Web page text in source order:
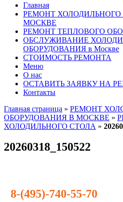
Главная
РЕМОНТ ХОЛОДИЛЬНОГО
МОСКВЕ
РЕМОНТ ТЕПЛОВОГО
ОБСЛУЖИВАНИЕ
ОБОРУДОВАНИЯ в Москве
СТОИМОСТЬ РЕМОНТА
Меню
О нас
ОСТАВИТЬ ЗАЯВКУ НА
Контакты
Главная страница » РЕМОНТ
ОБОРУДОВАНИЯ В МОСКВЕ »
ХОЛОДИЛЬНОГО СТОЛА »
20260318_150522
8-(495)-740-55-70